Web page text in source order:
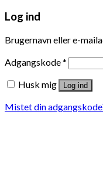
Log ind
Brugernavn eller e-
Adgangskode*
Husk mig
Log ind
Mistet din